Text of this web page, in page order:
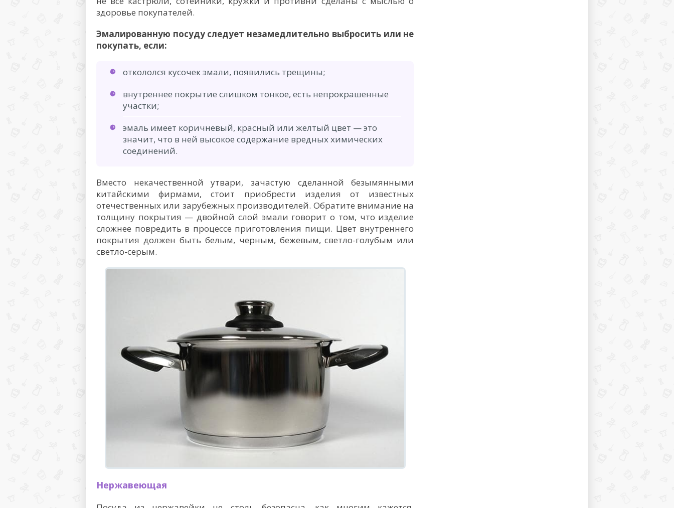
здоровье покупателей.
Эмалированную посуду следует незамедлительно выбросить или не
покупать, если:
откололся кусочек эмали, появились трещины;
внутреннее покрытие слишком тонкое, есть непрокрашенные
участки;
эмаль имеет коричневый, красный или желтый цвет — это
значит, что в ней высокое содержание вредных химических
соединений.
Вместо некачественной утвари, зачастую сделанной безымянными
китайскими фирмами, стоит приобрести изделия от известных
отечественных или зарубежных производителей. Обратите внимание на
толщину покрытия — двойной слой эмали говорит о том, что изделие
сложнее повредить в процессе приготовления пищи. Цвет внутреннего
покрытия должен быть белым, черным, бежевым, светло-голубым или
светло-серым.
Нержавеющая